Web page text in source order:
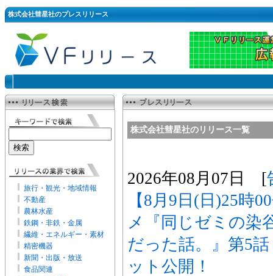
株式会社彗星社のプレスリリース
旅行・観光・地域情報
不動産
農林水産
鉄鋼・非鉄・金属
繊維・エネルギー・素材
精密機器
新聞・出版・放送
食品関連
株式会社彗星社のリリース一覧
2026年08月07日 [
【8月9日(日)25時
メ『同じゼミの染
だった話。』第5
ット公開！